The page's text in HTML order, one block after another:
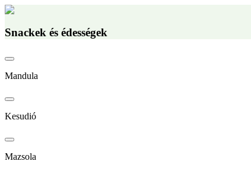
Snackek és édességek
Mandula
Kesudió
Mazsola